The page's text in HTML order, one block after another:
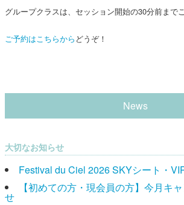
グループクラスは、セッション開始の30分前まで
ご予約はこちらから どうぞ！
News
大切なお知らせ
Festival du Ciel 2026 SKYシート・
【初めての方・現会員の方】今月キ
せ